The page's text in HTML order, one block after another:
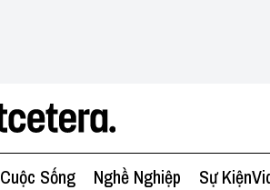
Cuộc Sống Nghề Nghiệp Sự Kiện